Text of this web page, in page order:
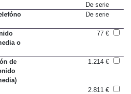
De serie
De serie
o
77 €
de
1.214 €
2.811 €